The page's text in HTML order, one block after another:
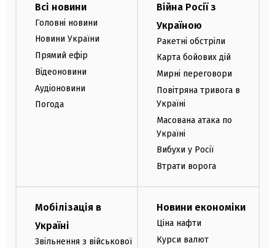
Всі новини
Головні новини
Новини України
Прямий ефір
Відеоновини
Аудіоновини
Погода
Війна Росії з
Україною
Ракетні обстріли
Карта бойових дій
Мирні переговори
Повітряна тривога в
Україні
Масована атака по
Україні
Вибухи у Росії
Втрати ворога
Мобілізація в
Україні
Звільнення з військової
Новини економіки
Ціна нафти
Курси валют